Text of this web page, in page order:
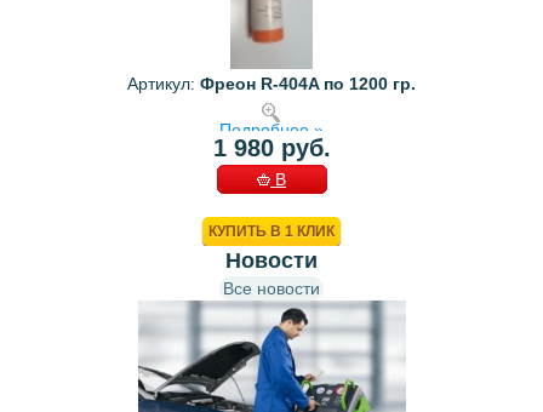
Артикул: Фреон R-404A по 1200 гр.
Подробнее »
1 980 руб.
В
КУПИТЬ В 1 КЛИК
Новости
Все новости